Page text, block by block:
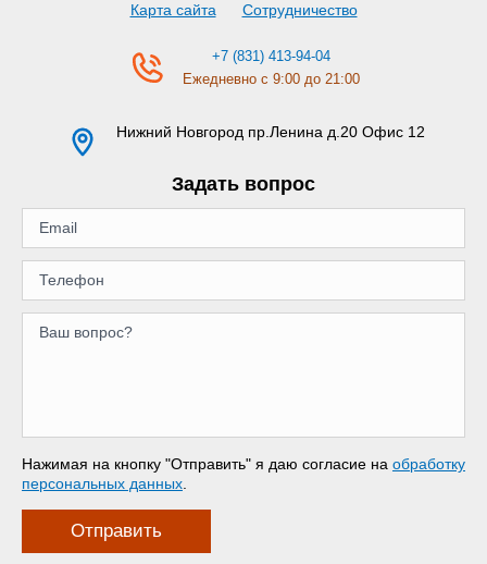
Карта сайта
Сотрудничество
+7 (831) 413-94-04
Ежедневно с 9:00 до 21:00
Нижний Новгород пр.Ленина д.20 Офис 12
Задать вопрос
Нажимая на кнопку "Отправить" я даю согласие на обработку
персональных данных.
Отправить